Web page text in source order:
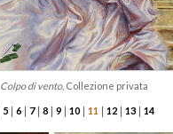
Colpo di vento, Collezione privata
5| 6| 7| 8| 9| 10| 11 | 12| 13| 14